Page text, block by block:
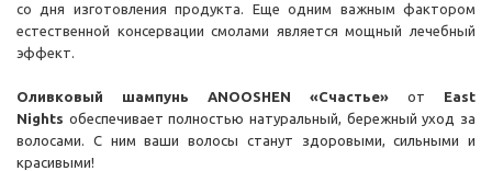
со дня изготовления продукта. Еще одним важным фактором
естественной консервации смолами является мощный лечебный
эффект.
Оливковый шампунь ANOOSHEN «Cчастье» от East
Nights обеспечивает полностью натуральный, бережный уход за
волосами. С ним ваши волосы станут здоровыми, сильными и
красивыми!